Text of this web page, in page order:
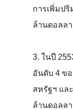
การเพิ่มป
ล้านดอลล
3. ในปี
อันดับ 4 ข
สหรัฐฯ แล
ล้านดอลล